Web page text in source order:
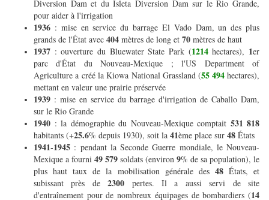
Diversion Dam et du Isleta Diversion Dam sur le Rio Grande,
pour aider à l'irrigation
1936 : mise en service du barrage El Vado Dam, un des plus
grands de l'État avec 404 mètres de long et 70 mètres de haut
1937 : ouverture du Bluewater State Park (1214hectares), 1er
parc d'État du Nouveau-Mexique ; l'US Department of
Agriculture a créé la Kiowa National Grassland (55 494hectares),
mettant en valeur une prairie préservée
1939 : mise en service du barrage d'irrigation de Caballo Dam,
sur le Rio Grande
1940 : la démographie du Nouveau-Mexique comptait 531 818
habitants (+25.6% depuis 1930), soit la 41ème place sur 48 États
1941-1945 : pendant la Seconde Guerre mondiale, le Nouveau-
Mexique a fourni 49 579 soldats (environ 9% de sa population), le
plus haut taux de la mobilisation générale des 48 États, et
subissant près de2300 pertes. Il a aussi servi de site
d'entraînement pour de nombreux équipages de bombardiers (14